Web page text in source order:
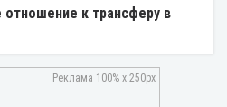
отношение к трансферу в